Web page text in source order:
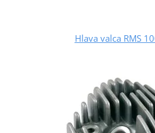
Hlava valca RMS